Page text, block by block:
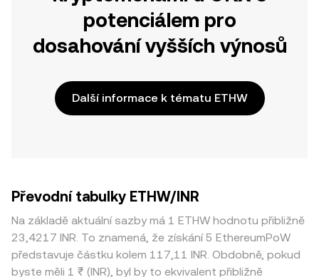
potenciálem pro
dosahování vyšších výnosů
Další informace k tématu ETHW
Převodní tabulky ETHW/INR
Na základě aktuální sazby má 1 ETHW hodnotu přibližně
23,4217 INR. To znamená, že získání 5 EthereumPoW
představuje částku kolem 117,11 INR. Obdobně, pokud
byste měli 1 ₹ (INR), byl by to ekvivalent přibližně